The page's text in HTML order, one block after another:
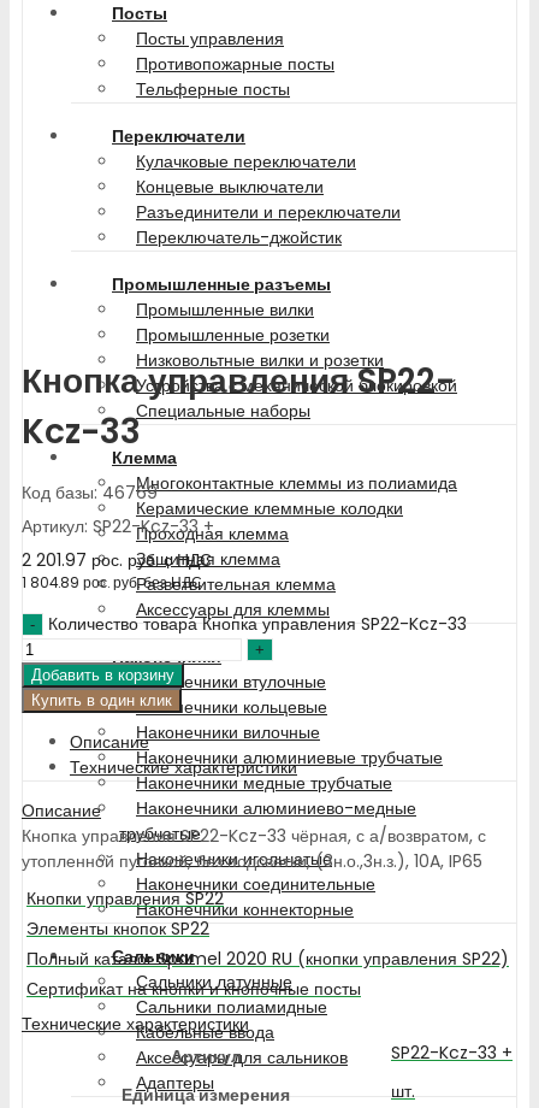
Посты
Посты управления
Противопожарные посты
Тельферные посты
Переключатели
Кулачковые переключатели
Концевые выключатели
Разъединители и переключатели
Переключатель-джойстик
Промышленные разъемы
Промышленные вилки
Промышленные розетки
Низковольтные вилки и розетки
Устройства с механической блокировкой
Специальные наборы
Клемма
Многоконтактные клеммы из полиамида
Керамические клеммные колодки
Проходная клемма
Защитная клемма
Разветвительная клемма
Аксессуары для клеммы
Наконечники
Наконечники втулочные
Наконечники кольцевые
Наконечники вилочные
Наконечники алюминиевые трубчатые
Наконечники медные трубчатые
Наконечники алюминиево-медные
трубчатые
Наконечники игольчатые
Наконечники соединительные
Наконечники коннекторные
Сальники
Сальники латунные
Сальники полиамидные
Кабельные ввода
Аксессуары для сальников
Адаптеры
Кнопка управления SP22-
Kcz-33
Код базы: 46769
Артикул: SP22-Kcz-33 +
2 201.97 рос. руб.с НДС
1 804.89 рос. руб.без НДС
Количество товара Кнопка управления SP22-Kcz-33
Добавить в корзину
Купить в один клик
Описание
Технические характеристики
Описание
Кнопка управления SP22-Kcz-33 чёрная, с а/возвратом, с
утопленной пуговкой, без подсветки, (3н.о.,3н.з.), 10A, IP65
Кнопки управления SP22
Элементы кнопок SP22
Полный каталог Spamel 2020 RU (кнопки управления SP22)
Сертификат на кнопки и кнопочные посты
Технические характеристики
Артикул
SP22-Kcz-33 +
Единица измерения
шт.